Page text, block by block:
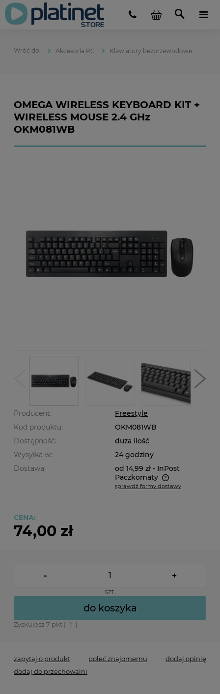
Akcesoria PC Klawiatury bezprzewodowe
OMEGA WIRELESS KEYBOARD KIT +
WIRELESS MOUSE 2.4 GHz
OKM081WB
Producent:
Freestyle
Kod produktu:
OKM081WB
Dostępność:
duża ilość
Wysyłka w:
24 godziny
Dostawa:
od 14,99 zł - InPost
Paczkomaty
Cena nie zawiera ewentualnych kosztów płatności
sprawdź formy dostawy
CENA:
74,00 zł
- +
szt.
do koszyka
Zyskujesz 7 pkt [ ? ]
zapytaj o produkt poleć znajomemu
dodaj opinię
dodaj do przechowalni